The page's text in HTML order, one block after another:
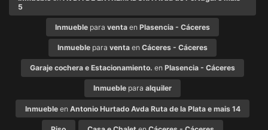
5
Inmueble para venta en Plasencia - Cáceres
Inmueble para venta en Cáceres - Cáceres
Garaje cochera e Estacionamiento. en Plasencia - Cáceres
Inmueble para alquiler
Inmuebleen Antonio Hurtado Avda Ruta de la Plata e mais 14